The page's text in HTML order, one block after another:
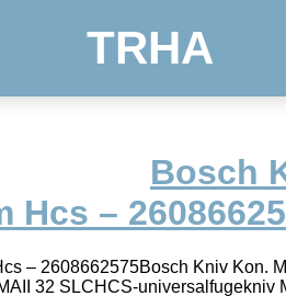
TRHA
Bosch
Hcs –
– 2608662575Bosch Kniv Kon.
32 SLCHCS-universalfugekniv